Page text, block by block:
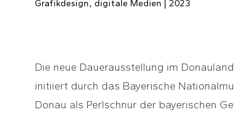
Grafikdesign, digitale Medien | 2023
Die neue Dauerausstellung im
initiiert durch das Bayerische
Donau als Perlschnur der bayerischen